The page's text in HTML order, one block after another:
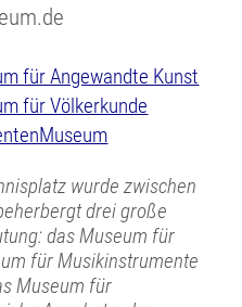
für Angewandte Kunst
für Völkerkunde
wurde zwischen
drei große
das Museum für
für Musikinstrumente
Museum für